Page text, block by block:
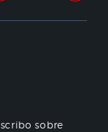
sobre